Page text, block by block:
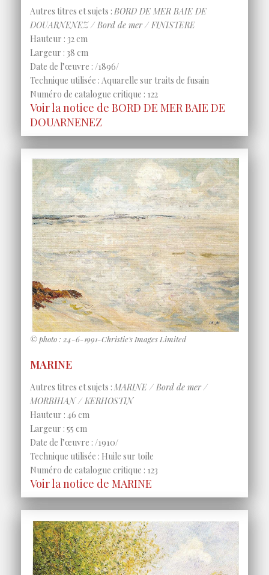
Autres titres et sujets : BORD DE MER BAIE DE
DOUARNENEZ / Bord de mer / FINISTERE
Hauteur : 32 cm
Largeur : 38 cm
Date de l’œuvre : /1896/
Technique utilisée : Aquarelle sur traits de fusain
Numéro de catalogue critique : 122
Voir la notice de BORD DE MER BAIE DE
DOUARNENEZ
© photo : 24-6-1991-Christie's Images Limited
MARINE
Autres titres et sujets : MARINE / Bord de mer /
MORBIHAN / KERHOSTIN
Hauteur : 46 cm
Largeur : 55 cm
Date de l’œuvre : /1910/
Technique utilisée : Huile sur toile
Numéro de catalogue critique : 123
Voir la notice de MARINE